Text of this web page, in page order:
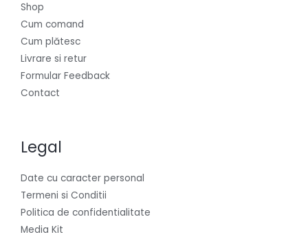
Shop
Cum comand
Cum plătesc
Livrare si retur
Formular Feedback
Contact
Legal
Date cu caracter personal
Termeni si Conditii
Politica de confidentialitate
Media Kit